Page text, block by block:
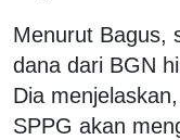
Menurut Bagus,
dana dari BGN
Dia
SPPG akan